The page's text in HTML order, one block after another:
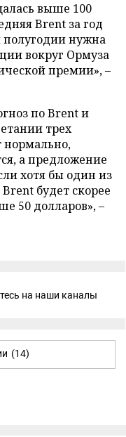
выше 100
Brent за год
полугодии нужна
вокруг Ормуза
премии», –
по Brent и
трех
нормально,
а предложение
хотя бы один из
будет скорее
50 долларов», –
на наши каналы
(14)